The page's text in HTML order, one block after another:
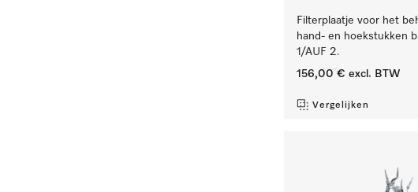
Filterplaatje voor het
hand- en hoekstukken
1/AUF 2.
156,00 € excl. BTW
Vergelijken